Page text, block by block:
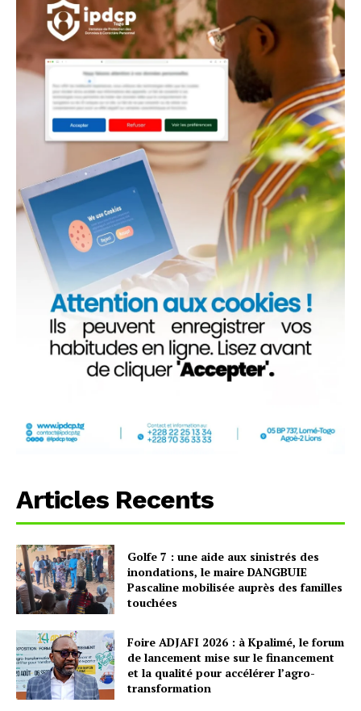
Articles Recents
Golfe 7 : une aide aux sinistrés des
inondations, le maire DANGBUIE
Pascaline mobilisée auprès des familles
touchées
Foire ADJAFI 2026 : à Kpalimé, le forum
de lancement mise sur le financement
et la qualité pour accélérer l’agro-
transformation